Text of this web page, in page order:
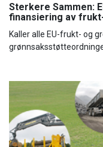
Sterkere Sammen:
finansiering av
Kaller alle EU-frukt- og